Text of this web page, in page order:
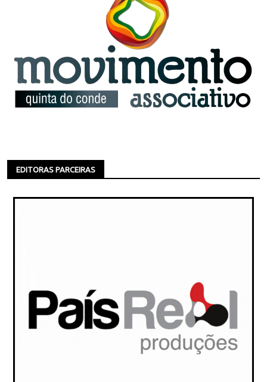
EDITORAS PARCEIRAS